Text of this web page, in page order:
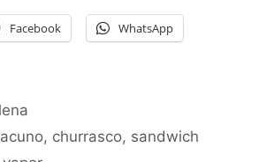
Facebook WhatsApp
, churrasco, sandwich